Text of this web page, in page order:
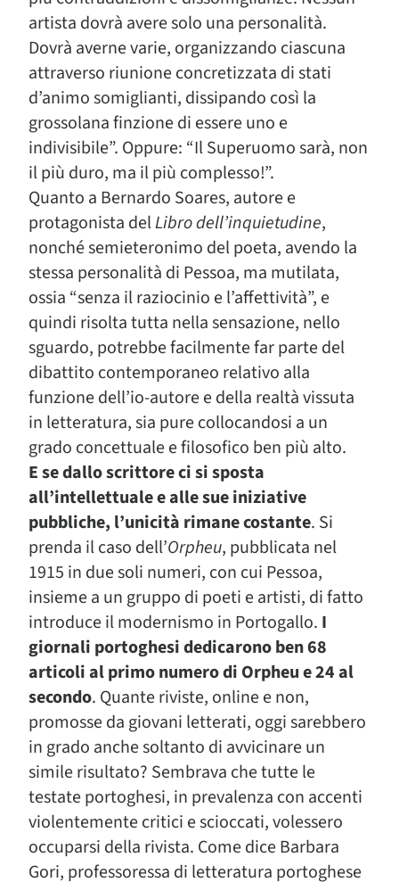
artista dovrà avere solo una personalità.
Dovrà averne varie, organizzando ciascuna
attraverso riunione concretizzata di stati
d’animo somiglianti, dissipando così la
grossolana finzione di essere uno e
indivisibile”. Oppure: “Il Superuomo sarà, non
il più duro, ma il più complesso!”.
Quanto a Bernardo Soares, autore e
protagonista delLibro dell’inquietudine,
nonché semieteronimo del poeta, avendo la
stessa personalità di Pessoa, ma mutilata,
ossia “senza il raziocinio e l’affettività”, e
quindi risolta tutta nella sensazione, nello
sguardo, potrebbe facilmente far parte del
dibattito contemporaneo relativo alla
funzione dell’io-autore e della realtà vissuta
in letteratura, sia pure collocandosi a un
grado concettuale e filosofico ben più alto.
E se dallo scrittore ci si sposta
all’intellettuale e alle sue iniziative
pubbliche, l’unicità rimane costante. Si
prenda il caso dell’Orpheu, pubblicata nel
1915 in due soli numeri, con cui Pessoa,
insieme a un gruppo di poeti e artisti, di fatto
introduce il modernismo in Portogallo. I
giornali portoghesi dedicarono ben 68
articoli al primo numero di Orpheu e 24 al
secondo. Quante riviste, online e non,
promosse da giovani letterati, oggi sarebbero
in grado anche soltanto di avvicinare un
simile risultato? Sembrava che tutte le
testate portoghesi, in prevalenza con accenti
violentemente critici e scioccati, volessero
occuparsi della rivista. Come dice Barbara
Gori, professoressa di letteratura portoghese